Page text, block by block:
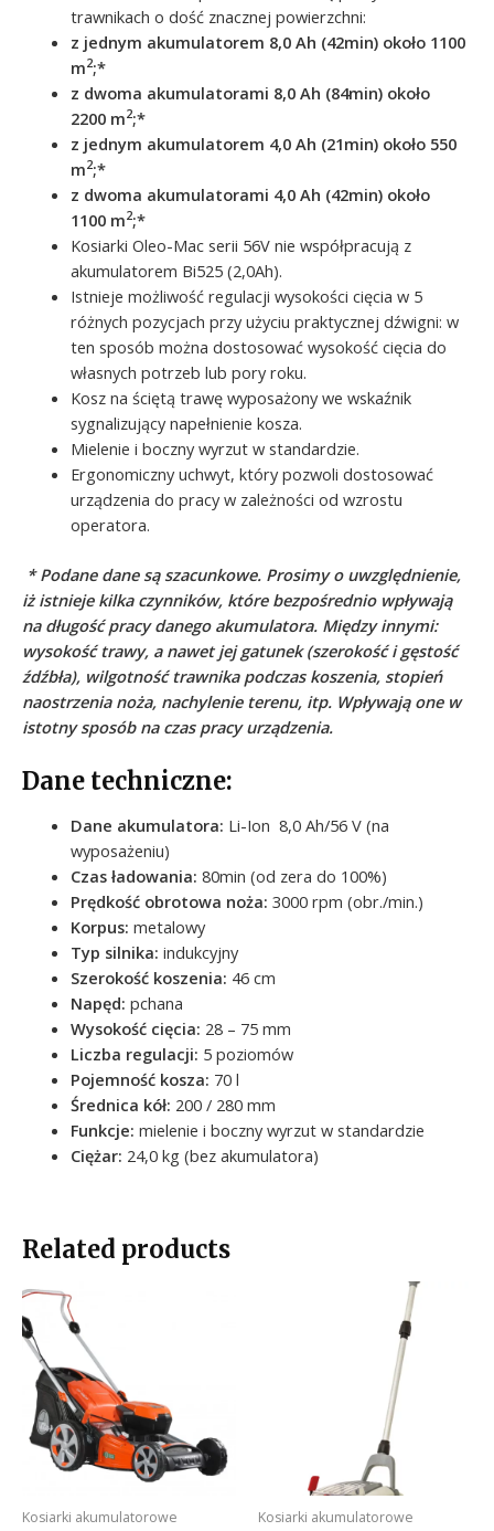
trawnikach o dość znacznej powierzchni:
z jednym akumulatorem 8,0 Ah (42min) około 1100
m2;*
z dwoma akumulatorami 8,0 Ah (84min) około
2200 m2;*
z jednym akumulatorem 4,0 Ah (21min) około 550
m2;*
z dwoma akumulatorami 4,0 Ah (42min) około
1100 m2;*
Kosiarki Oleo-Mac serii 56V nie współpracują z
akumulatorem Bi525 (2,0Ah).
Istnieje możliwość regulacji wysokości cięcia w 5
różnych pozycjach przy użyciu praktycznej dźwigni: w
ten sposób można dostosować wysokość cięcia do
własnych potrzeb lub pory roku.
Koszna ściętą trawę wyposażony we wskaźnik
sygnalizujący napełnienie kosza.
Mielenie i boczny wyrzut w standardzie.
Ergonomiczny uchwyt, który pozwoli dostosować
urządzenia do pracy w zależności od wzrostu
operatora.
* Podane dane są szacunkowe. Prosimy o uwzględnienie,
iż istnieje kilka czynników, które bezpośrednio wpływają
na długość pracy danego akumulatora. Między innymi:
wysokość trawy, a nawet jej gatunek (szerokość i gęstość
źdźbła), wilgotność trawnika podczas koszenia, stopień
naostrzenia noża, nachylenie terenu, itp. Wpływają one w
istotny sposób na czas pracy urządzenia.
Dane techniczne:
Dane akumulatora: Li-Ion 8,0 Ah/56 V (na
wyposażeniu)
Czas ładowania: 80min (od zera do 100%)
Prędkość obrotowa noża: 3000 rpm (obr./min.)
Korpus: metalowy
Typ silnika: indukcyjny
Szerokość koszenia: 46 cm
Napęd: pchana
Wysokość cięcia: 28 – 75 mm
Liczba regulacji: 5 poziomów
Pojemność kosza: 70 l
Średnica kół: 200 / 280 mm
Funkcje: mielenie i boczny wyrzut w standardzie
Ciężar: 24,0 kg (bez akumulatora)
Related products
Kosiarki akumulatorowe Kosiarki akumulatorowe